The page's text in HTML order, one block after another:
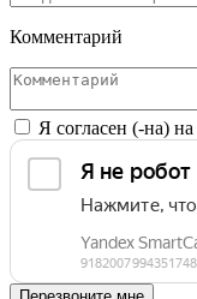
Комментарий
Я согласен (-на) на